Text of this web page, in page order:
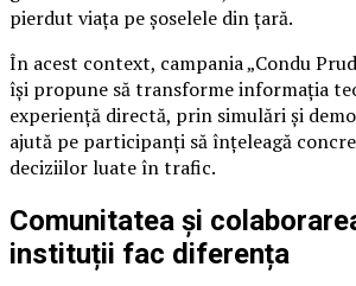
pierdut viața pe șoselele din țară.
În acest context, campania „Condu
își propune să transforme informația
experiență directă, prin simulări și
ajută pe participanți să înțeleagă
deciziilor luate în trafic.
Comunitatea și
instituții fac diferența